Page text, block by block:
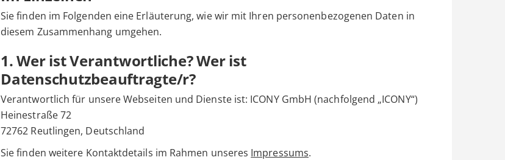
Sie finden im Folgenden eine Erläuterung, wie wir mit Ihren personenbezogenen Daten in
diesem Zusammenhang umgehen.
1. Wer ist Verantwortliche? Wer ist
Datenschutzbeauftragte/r?
Verantwortlich für unsere Webseiten und Dienste ist: ICONY GmbH (nachfolgend „ICONY“)
Heinestraße 72
72762 Reutlingen, Deutschland
Sie finden weitere Kontaktdetails im Rahmen unseres Impressums.